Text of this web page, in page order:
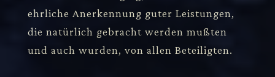
ehrliche Anerkennung guter Leistungen,
die natürlich gebracht werden mußten
und auch wurden, von allen Beteiligten.